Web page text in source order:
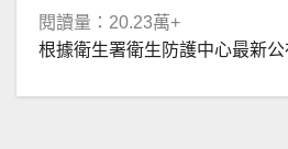
閱讀量：20.23萬+
根據衛生署衛生防護中心最新公